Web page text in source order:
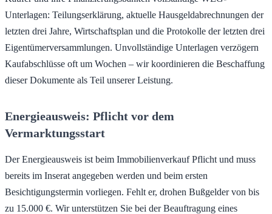
Unterlagen: Teilungserklärung, aktuelle Hausgeldabrechnungen der
letzten drei Jahre, Wirtschaftsplan und die Protokolle der letzten drei
Eigentümerversammlungen. Unvollständige Unterlagen verzögern
Kaufabschlüsse oft um Wochen – wir koordinieren die Beschaffung
dieser Dokumente als Teil unserer Leistung.
Energieausweis: Pflicht vor dem
Vermarktungsstart
Der Energieausweis ist beim Immobilienverkauf Pflicht und muss
bereits im Inserat angegeben werden und beim ersten
Besichtigungstermin vorliegen. Fehlt er, drohen Bußgelder von bis
zu 15.000 €. Wir unterstützen Sie bei der Beauftragung eines